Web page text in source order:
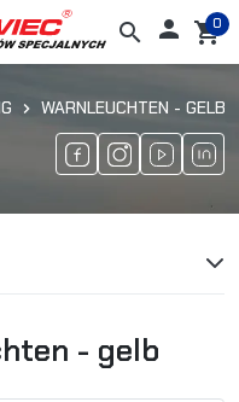
search  shopping_cart
0
WARNLEUCHTEN - GELB
- gelb